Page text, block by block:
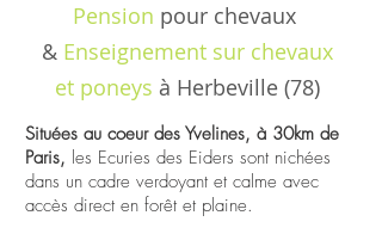
Pension pour chevaux
& Enseignement sur chevaux
et poneys à Herbeville (78)
Situées au coeur des Yvelines, à 30km de
Paris, les Ecuries des Eiders sont nichées
dans un cadre verdoyant et calme avec
accès direct en forêt et plaine.